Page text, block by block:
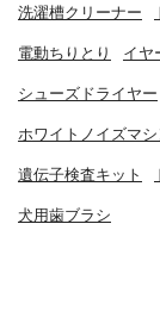
洗濯槽クリーナー
電動ちりとり イヤ
シューズドライヤー
ホワイトノイズマシ
遺伝子検査キット
犬用歯ブラシ